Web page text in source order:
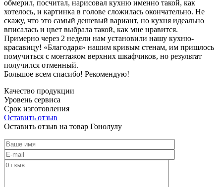
обмерил, посчитал, нарисовал кухню именно такой, как
хотелось, и картинка в голове сложилась окончательно. Не
скажу, что это самый дешевый вариант, но кухня идеально
вписалась и цвет выбрала такой, как мне нравится.
Примерно через 2 недели нам установили нашу кухню-
красавицу! «Благодаря» нашим кривым стенам, им пришлось
помучиться с монтажом верхних шкафчиков, но результат
получился отменный.
Большое всем спасибо! Рекомендую!
Качество продукции
Уровень сервиса
Срок изготовления
Оставить отзыв
Оставить отзыв на товар Гонолулу